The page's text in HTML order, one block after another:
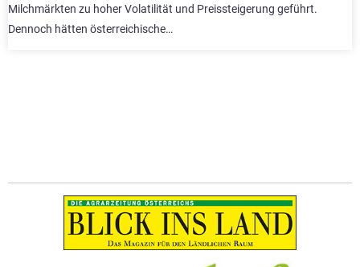
Milchmärkten zu hoher Volatilität und Preissteigerung geführt.
Dennoch hätten österreichische…